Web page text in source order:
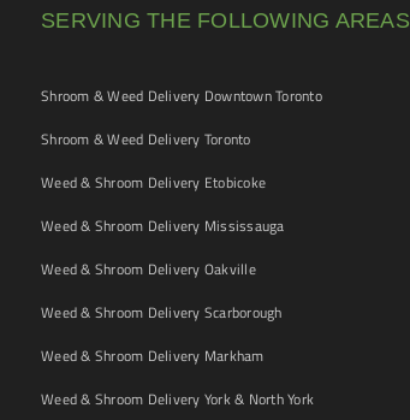
SERVING THE FOLLOWING AREAS
Shroom & Weed Delivery Downtown Toronto
Shroom & Weed Delivery Toronto
Weed & Shroom Delivery Etobicoke
Weed & Shroom Delivery Mississauga
Weed & Shroom Delivery Oakville
Weed & Shroom Delivery Scarborough
Weed & Shroom Delivery Markham
Weed & Shroom Delivery York & North York